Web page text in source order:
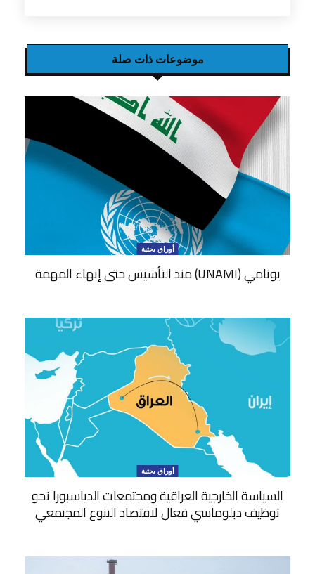
موضوعات ذات صلة
أوراق بحثية
يونامي (UNAMI) منذ التأسيس حتى إنهاء المهمة
أوراق بحثية
السياسة الخارجية العراقية ومجتمعات الدياسبورا نحو
توظيف دبلوماسي فعال لاقتصاد التنوع المجتمعي